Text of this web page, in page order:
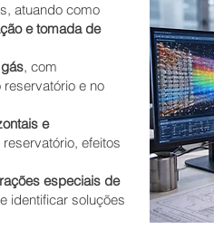
atuando como
e tomada de
, com
e no
e
efeitos
especiais de
identificar soluções